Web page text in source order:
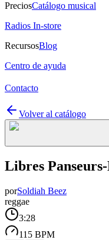
PreciosCatálogo musical
Radios In-store
RecursosBlog
Centro de ayuda
Contacto
Volver al catálogo
Libres
porSoldiah Beez
reggae
3:28
115 BPM